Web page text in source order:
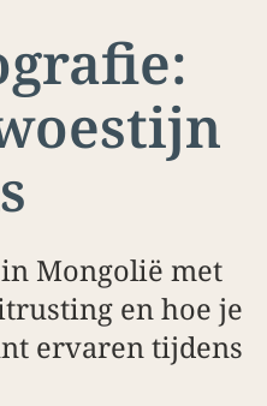
Mongolië met
en hoe je
ervaren tijdens